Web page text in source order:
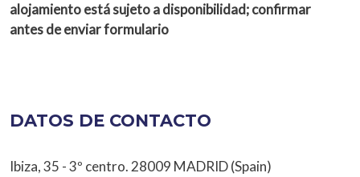
alojamiento está sujeto a disponibilidad; confirmar
antes de enviar formulario
DATOS DE CONTACTO
Ibiza, 35 - 3º centro. 28009 MADRID (Spain)